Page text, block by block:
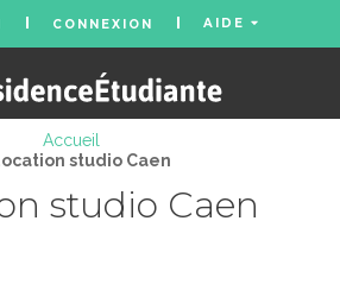
CONNEXION AIDE
Accueil
studio Caen
studio Caen